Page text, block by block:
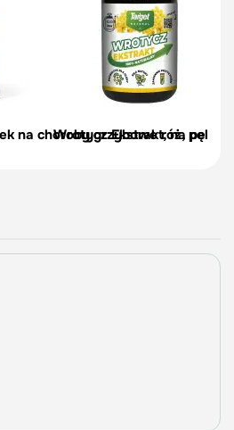
na choroby grzybowe róż,
Wrotycz Ekstrakt, na